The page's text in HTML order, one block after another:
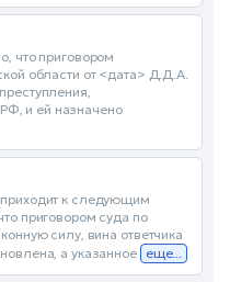
что приговором
области от <дата> Д.Д.А.
и ей назначено
к следующим
приговором суда по
силу, вина ответчика
а указанное еще...